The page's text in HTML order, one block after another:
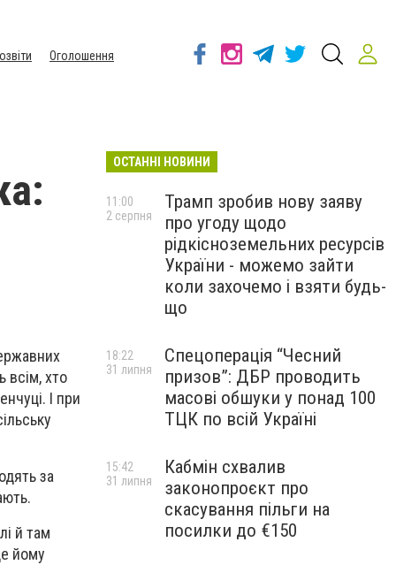
Оголошення
всім, хто
І при
за
й там
йому
ОСТАННІ НОВИНИ
Трамп зробив нову заяву
про угоду щодо
рідкісноземельних ресурсів
України - можемо зайти
коли захочемо і взяти будь-
що
11:00
2 серпня
Спецоперація “Чесний
призов”: ДБР проводить
масові обшуки у понад 100
ТЦК по всій Україні
18:22
31 липня
Кабмін схвалив
законопроєкт про
скасування пільги на
посилки до €150
15:42
31 липня